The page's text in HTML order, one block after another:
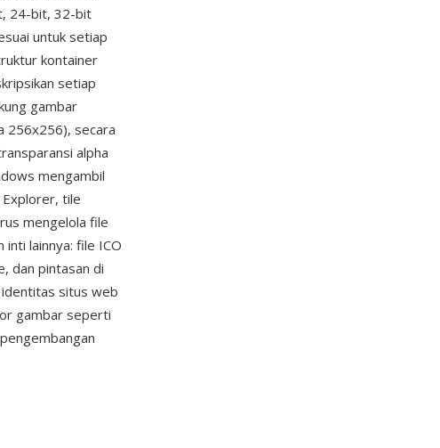
24-bit, 32-bit
untuk setiap
kontainer
setiap
gambar
256x256), secara
alpha
mengambil
tile
mengelola file
lainnya: file ICO
dan pintasan di
situs web
gambar seperti